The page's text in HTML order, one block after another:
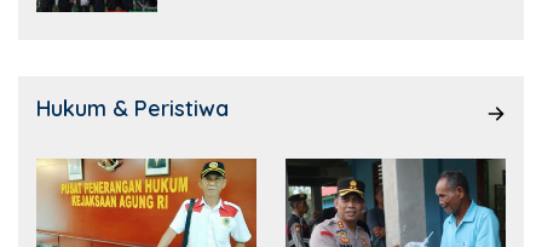
Hukum & Peristiwa